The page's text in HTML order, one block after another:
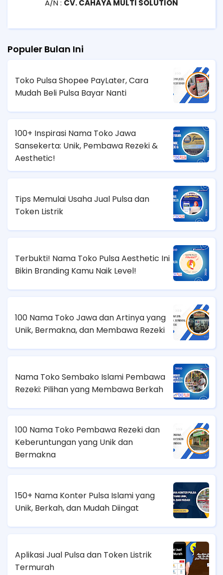
A/N : CV. CAHAYA MULTI SOLUTION
Populer Bulan Ini
Toko Pulsa Shopee PayLater, Cara
Mudah Beli Pulsa Bayar Nanti
100+ Inspirasi Nama Toko Jawa
Sansekerta: Unik, Pembawa Rezeki &
Aesthetic!
Tips Memulai Usaha Jual Pulsa dan
Token Listrik
Terbukti! Nama Toko Pulsa Aesthetic Ini
Bikin Branding Kamu Naik Level!
100 Nama Toko Jawa dan Artinya yang
Unik, Bermakna, dan Membawa Rezeki
Nama Toko Sembako Islami Pembawa
Rezeki: Pilihan yang Membawa Berkah
100 Nama Toko Pembawa Rezeki dan
Keberuntungan yang Unik dan
Bermakna
150+ Nama Konter Pulsa Islami yang
Unik, Berkah, dan Mudah Diingat
Aplikasi Jual Pulsa dan Token Listrik
Termurah